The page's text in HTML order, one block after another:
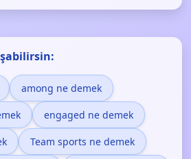
among ne demek
engaged ne demek
Team sports ne demek